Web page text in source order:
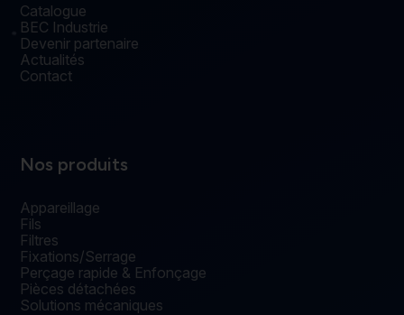
Catalogue
BEC Industrie
Devenir partenaire
Actualités
Contact
Nos produits
Appareillage
Fils
Filtres
Fixations/Serrage
Perçage rapide & Enfonçage
Pièces détachées
Solutions mécaniques